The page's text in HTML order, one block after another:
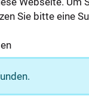
Sie bitte eine